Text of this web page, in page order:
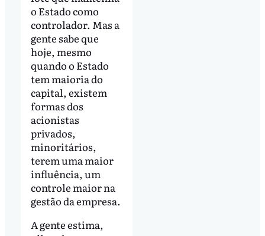
o Estado como
controlador. Mas a
gente sabe que
hoje, mesmo
quando o Estado
tem maioria do
capital, existem
formas dos
acionistas
privados,
minoritários,
terem uma maior
influência, um
controle maior na
gestão da empresa.
A gente estima,